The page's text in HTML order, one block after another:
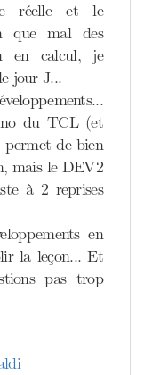
réelle et le
que mal des
en calcul, je
jour J...
du TCL (et
permet de bien
mais le DEV2
à 2 reprises
en
la leçon... Et
pas trop